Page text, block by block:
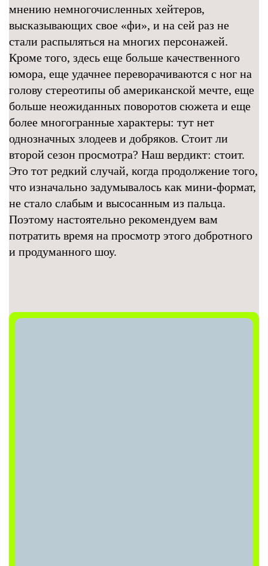
мнению немногочисленных хейтеров,
высказывающих свое «фи», и на сей раз не
стали распыляться на многих персонажей.
Кроме того, здесь еще больше качественного
юмора, еще удачнее переворачиваются с ног на
голову стереотипы об американской мечте, еще
больше неожиданных поворотов сюжета и еще
более многогранные характеры: тут нет
однозначных злодеев и добряков. Стоит ли
второй сезон просмотра? Наш вердикт: стоит.
Это тот редкий случай, когда продолжение того,
что изначально задумывалось как мини-формат,
не стало слабым и высосанным из пальца.
Поэтому настоятельно рекомендуем вам
потратить время на просмотр этого добротного
и продуманного шоу.